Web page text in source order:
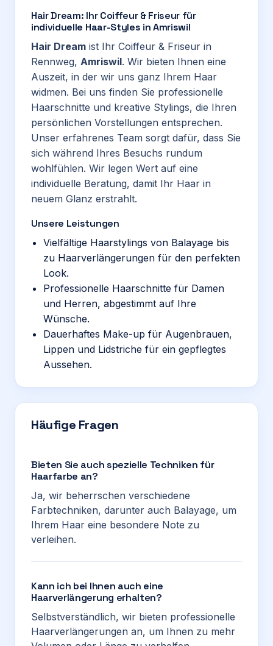
Hair Dream: Ihr Coiffeur & Friseur für
individuelle Haar-Styles in Amriswil
Hair Dream ist Ihr Coiffeur & Friseur in
Rennweg, Amriswil. Wir bieten Ihnen eine
Auszeit, in der wir uns ganz Ihrem Haar
widmen. Bei uns finden Sie professionelle
Haarschnitte und kreative Stylings, die Ihren
persönlichen Vorstellungen entsprechen.
Unser erfahrenes Team sorgt dafür, dass Sie
sich während Ihres Besuchs rundum
wohlfühlen. Wir legen Wert auf eine
individuelle Beratung, damit Ihr Haar in
neuem Glanz erstrahlt.
Unsere Leistungen
Vielfältige Haarstylings von Balayage bis
zu Haarverlängerungen für den perfekten
Look.
Professionelle Haarschnitte für Damen
und Herren, abgestimmt auf Ihre
Wünsche.
Dauerhaftes Make-up für Augenbrauen,
Lippen und Lidstriche für ein gepflegtes
Aussehen.
Häufige Fragen
Bieten Sie auch spezielle Techniken für
Haarfarbe an?
Ja, wir beherrschen verschiedene
Farbtechniken, darunter auch Balayage, um
Ihrem Haar eine besondere Note zu
verleihen.
Kann ich bei Ihnen auch eine
Haarverlängerung erhalten?
Selbstverständlich, wir bieten professionelle
Haarverlängerungen an, um Ihnen zu mehr